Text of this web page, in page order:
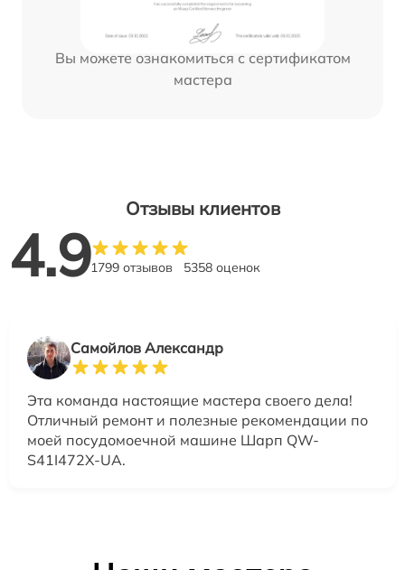
Вы можете ознакомиться с сертификатом
мастера
Отзывы клиентов
4.91799 отзывов 5358 оценок
Самойлов Александр
Эта команда настоящие мастера своего дела!
Отличный ремонт и полезные рекомендации по
моей посудомоечной машине Шарп QW-
S41I472X-UA.